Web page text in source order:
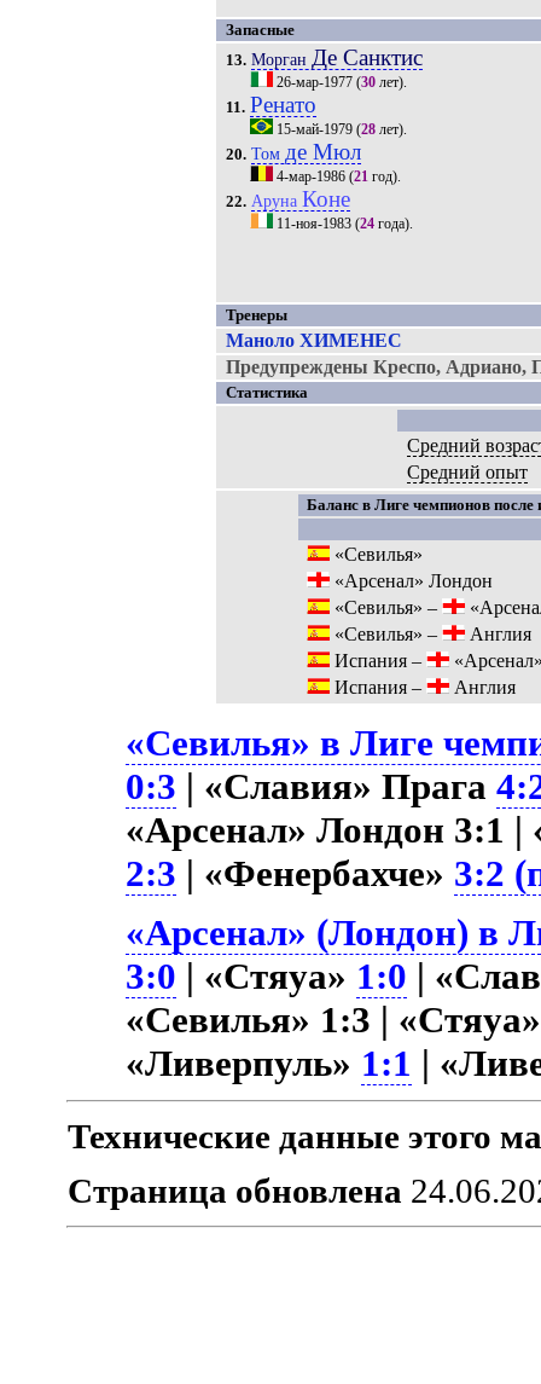
Запасные
13. Морган Де Санктис
26-мар-1977(30лет).
11. Ренато
15-май-1979(28лет).
20. Том де Мюл
4-мар-1986(21год).
22. Аруна Коне
11-ноя-1983(24года).
Тренеры
Маноло ХИМЕНЕС
Предупреждены Креспо, Адриано,
Статистика
Средний
Средний опыт
Баланс в Лиге чемпионов после
«Севилья»
«Арсенал» Лондон
«Севилья» –
«Севилья» –
Англия
Испания –
Испания –
Англия
«Севилья» в Лиге
0:3 | «Славия» Прага
«Арсенал» Лондон 3:1
2:3 | «Фенербахче» 3:2
«Арсенал» (Лондон) в
3:0 | «Стяуа» 1:0 |
«Севилья» 1:3 |
«Ливерпуль» 1:1 |
Технические данные этого
Страница обновлена